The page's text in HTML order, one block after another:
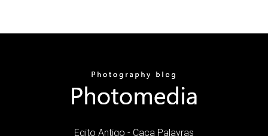
Egito Antigo - Caça Palavras